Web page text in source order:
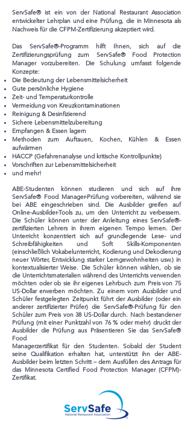
ServSafe® ist ein von der National Restaurant Association
entwickelter Lehrplan und eine Prüfung, die in Minnesota als
Nachweis für die CFPM-Zertifizierung akzeptiert wird.
Das ServSafe®-Programm hilft Ihnen, sich auf die
Zertifizierungsprüfung zum ServSafe® Food Protection
Manager vorzubereiten. Die Schulung umfasst folgende
Konzepte:
Die Bedeutung der Lebensmittelsicherheit
Gute persönliche Hygiene
Zeit- und Temperaturkontrolle
Vermeidung von Kreuzkontaminationen
Reinigung & Desinfizierend
Sichere Lebensmittelzubereitung
Empfangen & Essen lagern
Methoden zum Auftauen, Kochen, Kühlen & Essen
aufwärmen
HACCP (Gefahrenanalyse und kritische Kontrollpunkte)
Vorschriften zur Lebensmittelsicherheit
und mehr!
ABE-Studenten können studieren und sich auf ihre
ServSafe® Food Manager-Prüfung vorbereiten, während sie
bei ABE eingeschrieben sind. Die Ausbilder greifen auf
Online-Ausbilder-Tools zu, um den Unterricht zu verbessern.
Die Schüler können unter der Anleitung eines ServSafe®-
zertifizierten Lehrers in ihrem eigenen Tempo lernen. Der
Unterricht konzentriert sich auf grundlegende Lese- und
Schreibfähigkeiten und Soft Skills-Komponenten
(einschließlich Vokabelunterricht, Kodierung und Dekodierung
neuer Wörter, Entwicklung starker Lerngewohnheiten usw.) in
kontextualisierter Weise. Die Schüler können wählen, ob sie
die Unterrichtsmaterialien während des Unterrichts verwenden
möchten oder ob sie ihr eigenes Lehrbuch zum Preis von 75
US-Dollar erwerben möchten. Zu einem vom Ausbilder und
Schüler festgelegten Zeitpunkt führt der Ausbilder (oder ein
anderer zertifizierter Prüfer) die ServSafe®-Prüfung für den
Schüler zum Preis von 38 US-Dollar durch. Nach bestandener
Prüfung (mit einer Punktzahl von 76 % oder mehr) druckt der
Ausbilder die Prüfung aus Präsentieren Sie das ServSafe®
Food
Managerzertifikat für den Studenten. Sobald der Student
seine Qualifikation erhalten hat, unterstützt ihn der ABE-
Ausbilder beim letzten Schritt – dem Ausfüllen des Antrags für
das Minnesota Certified Food Protection Manager (CFPM)-
Zertifikat.